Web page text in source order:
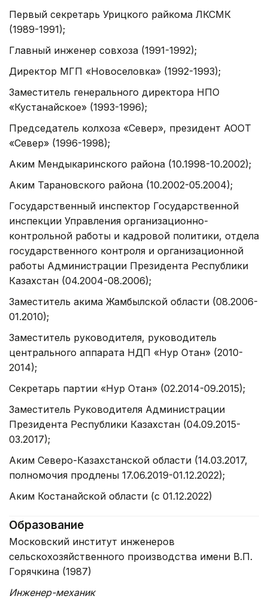
Первый секретарь Урицкого райкома ЛКСМК
(1989-1991);
Главный инженер совхоза (1991-1992);
Директор МГП «Новоселовка» (1992-1993);
Заместитель генерального директора НПО
«Кустанайское» (1993-1996);
Председатель колхоза «Север», президент АООТ
«Север» (1996-1998);
Аким Мендыкаринского района (10.1998-10.2002);
Аким Тарановского района (10.2002-05.2004);
Государственный инспектор Государственной
инспекции Управления организационно-
контрольной работы и кадровой политики, отдела
государственного контроля и организационной
работы Администрации Президента Республики
Казахстан (04.2004-08.2006);
Заместитель акима Жамбылской области (08.2006-
01.2010);
Заместитель руководителя, руководитель
центрального аппарата НДП «Нур Отан» (2010-
2014);
Секретарь партии «Нур Отан» (02.2014-09.2015);
Заместитель Руководителя Администрации
Президента Республики Казахстан (04.09.2015-
03.2017);
Аким Северо-Казахстанской области (14.03.2017,
полномочия продлены 17.06.2019-01.12.2022);
Аким Костанайской области (с 01.12.2022)
Образование
Московский институт инженеров
сельскохозяйственного производства имени В.П.
Горячкина (1987)
Инженер-механик